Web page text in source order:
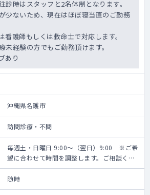
時はスタッフと2名体制となります。
少ないため、現在はほぼ寝当直のご勤務
護師もしくは救命士で対応します。
経験の方でもご勤務頂けます。
あり
沖縄県名護市
訪問診療・不問
毎週土・日曜日 9:00～（翌日）9:00 ※ご希
望に合わせて時間を調整します。ご相談くだ
さい。
随時